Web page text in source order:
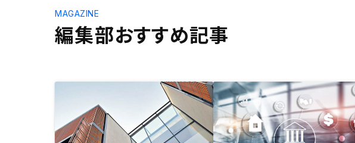
編集部おすすめ記事
MAGAZINE